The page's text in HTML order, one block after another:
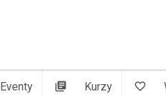
Eventy library_books Kurzy favorite_border